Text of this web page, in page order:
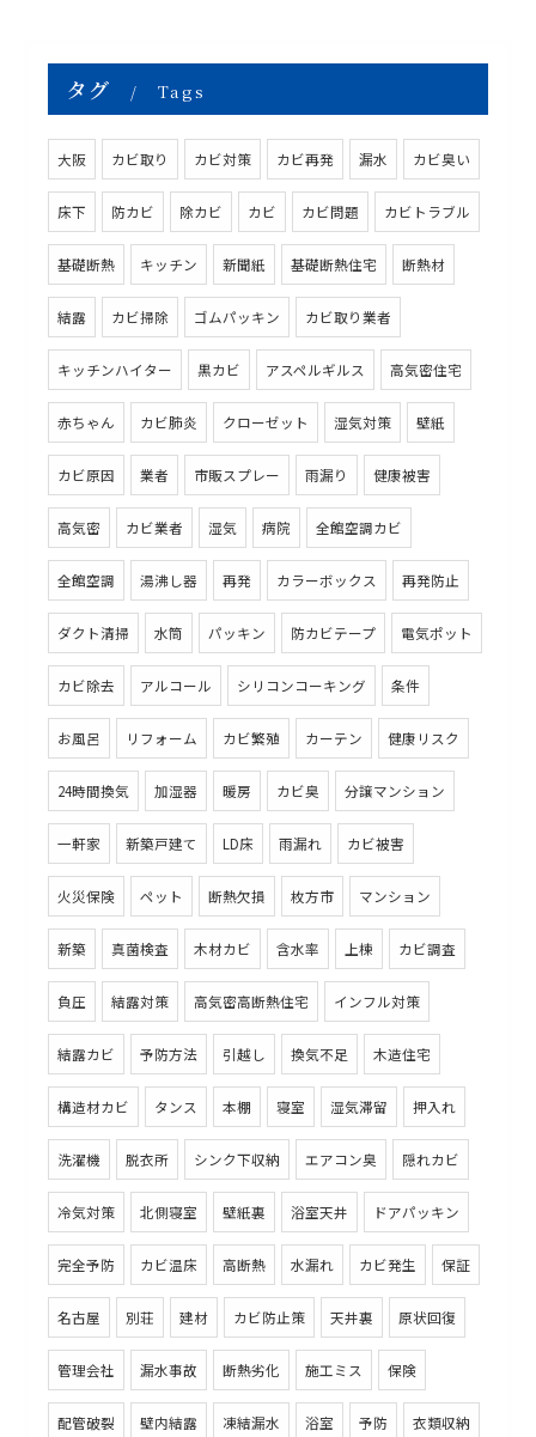
タグ Tags
大阪 カビ取り カビ対策 カビ再発 漏水 カビ臭い
床下 防カビ 除カビ カビ カビ問題 カビトラブル
基礎断熱 キッチン 新聞紙 基礎断熱住宅 断熱材
結露 カビ掃除 ゴムパッキン カビ取り業者
キッチンハイター 黒カビ アスペルギルス 高気密住宅
赤ちゃん カビ肺炎 クローゼット 湿気対策 壁紙
カビ原因 業者 市販スプレー 雨漏り 健康被害
高気密 カビ業者 湿気 病院 全館空調カビ
全館空調 湯沸し器 再発 カラーボックス 再発防止
ダクト清掃 水筒 パッキン 防カビテープ 電気ポット
カビ除去 アルコール シリコンコーキング 条件
お風呂 リフォーム カビ繁殖 カーテン 健康リスク
24時間換気 加湿器 暖房 カビ臭 分譲マンション
一軒家 新築戸建て LD床 雨漏れ カビ被害
火災保険 ペット 断熱欠損 枚方市 マンション
新築 真菌検査 木材カビ 含水率 上棟 カビ調査
負圧 結露対策 高気密高断熱住宅 インフル対策
結露カビ 予防方法 引越し 換気不足 木造住宅
構造材カビ タンス 本棚 寝室 湿気滞留 押入れ
洗濯機 脱衣所 シンク下収納 エアコン臭 隠れカビ
冷気対策 北側寝室 壁紙裏 浴室天井 ドアパッキン
完全予防 カビ温床 高断熱 水漏れ カビ発生 保証
名古屋 別荘 建材 カビ防止策 天井裏 原状回復
管理会社 漏水事故 断熱劣化 施工ミス 保険
配管破裂 壁内結露 凍結漏水 浴室 予防 衣類収納